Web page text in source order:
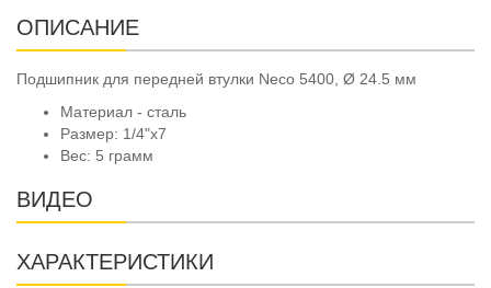
ОПИСАНИЕ
Подшипник для передней втулки Neco 5400, Ø 24.5 мм
Материал - сталь
Размер: 1/4"x7
Вес: 5 грамм
ВИДЕО
ХАРАКТЕРИСТИКИ